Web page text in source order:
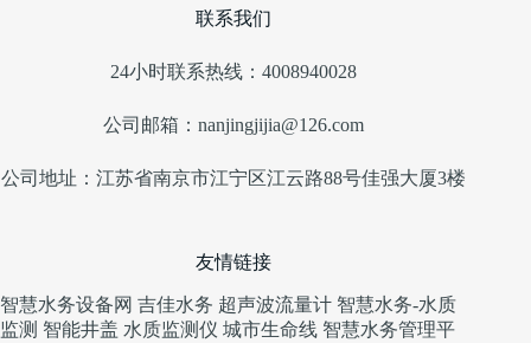
联系我们
24小时联系热线：4008940028
公司邮箱：nanjingjijia@126.com
公司地址：江苏省南京市江宁区江云路88号佳强大厦3楼
友情链接
智慧水务设备网 吉佳水务 超声波流量计 智慧水务-水质
监测 智能井盖 水质监测仪 城市生命线 智慧水务管理平